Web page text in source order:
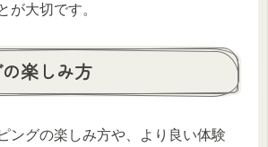
が大切です。
楽しみ方
ングの楽しみ方や、より良い体験